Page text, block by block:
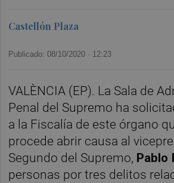
Castellón Plaza
Publicado: 08/10/2020 · 12:23
VALÈNCIA (EP). La Sala de
Penal del Supremo ha
a la Fiscalía de este órgano
procede abrir causa al
Segundo del Supremo, Pablo
personas por tres delitos